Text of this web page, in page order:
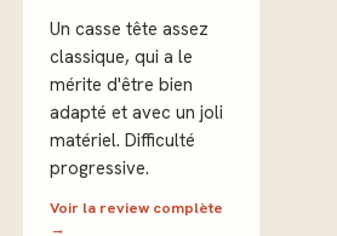
Un casse tête assez
classique, qui a le
mérite d'être bien
adapté et avec un joli
matériel. Difficulté
progressive.
Voir la review complète
→